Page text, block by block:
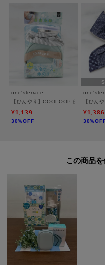
※照明の関係により、実際よりも
た、パソコン・スマートフォンな
が異なる場合もございます。
one'sterrace
【ひんやり】COOLOOP 保冷ケース
¥1,139
30%OFF
【ひん
¥1,386
30%OFF
この商品を